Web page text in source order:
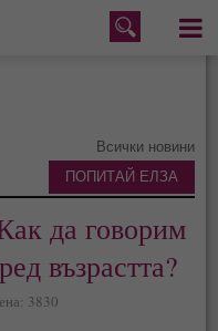
Меню
Всички новини
да говорим
възрастта?
3830
ПОПИТАЙ ЕЛЗА